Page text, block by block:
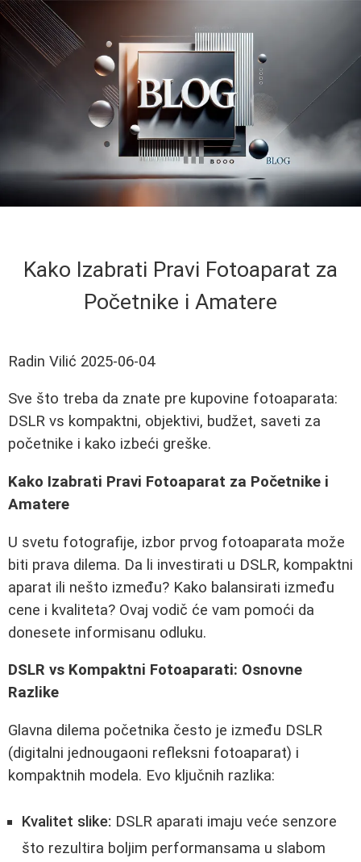
Kako Izabrati Pravi Fotoaparat za
Početnike i Amatere
Radin Vilić 2025-06-04
Sve što treba da znate pre kupovine fotoaparata:
DSLR vs kompaktni, objektivi, budžet, saveti za
početnike i kako izbeći greške.
Kako Izabrati Pravi Fotoaparat za Početnike i
Amatere
U svetu fotografije, izbor prvog fotoaparata može
biti prava dilema. Da li investirati u DSLR, kompaktni
aparat ili nešto između? Kako balansirati između
cene i kvaliteta? Ovaj vodič će vam pomoći da
donesete informisanu odluku.
DSLR vs Kompaktni Fotoaparati: Osnovne
Razlike
Glavna dilema početnika često je između DSLR
(digitalni jednougaoni refleksni fotoaparat) i
kompaktnih modela. Evo ključnih razlika:
Kvalitet slike: DSLR aparati imaju veće senzore
što rezultira boljim performansama u slabom